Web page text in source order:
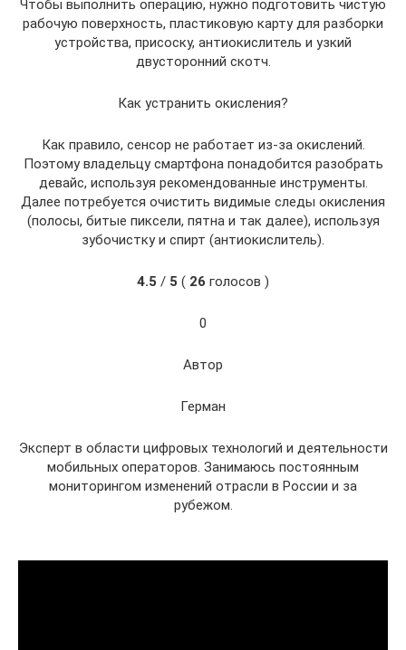
Чтобы выполнить операцию, нужно подготовить чистую
рабочую поверхность, пластиковую карту для разборки
устройства, присоску, антиокислитель и узкий
двусторонний скотч.
Как устранить окисления?
Как правило, сенсор не работает из-за окислений.
Поэтому владельцу смартфона понадобится разобрать
девайс, используя рекомендованные инструменты.
Далее потребуется очистить видимые следы окисления
(полосы, битые пиксели, пятна и так далее), используя
зубочистку и спирт (антиокислитель).
4.5 / 5 ( 26 голосов )
0
Автор
Герман
Эксперт в области цифровых технологий и деятельности
мобильных операторов. Занимаюсь постоянным
мониторингом изменений отрасли в России и за
рубежом.